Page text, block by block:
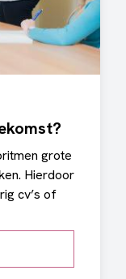
grote
Hierdoor
cv’s of